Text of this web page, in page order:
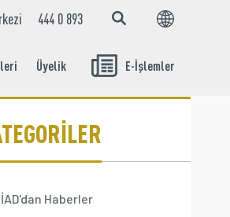
444 0 893
Üyelik E-İşlemler
Aidat Ödeme
Haberler